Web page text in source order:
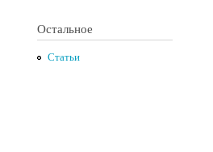
Остальное
Статьи